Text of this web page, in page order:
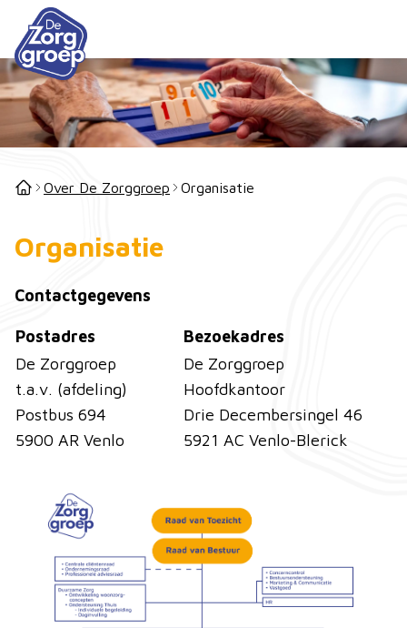
Over De Zorggroep Organisatie
Organisatie
Contactgegevens
Postadres
Bezoekadres
De Zorggroep
t.a.v. (afdeling)
Postbus 694
5900 AR Venlo
De Zorggroep
Hoofdkantoor
Drie Decembersingel 46
5921 AC Venlo-Blerick